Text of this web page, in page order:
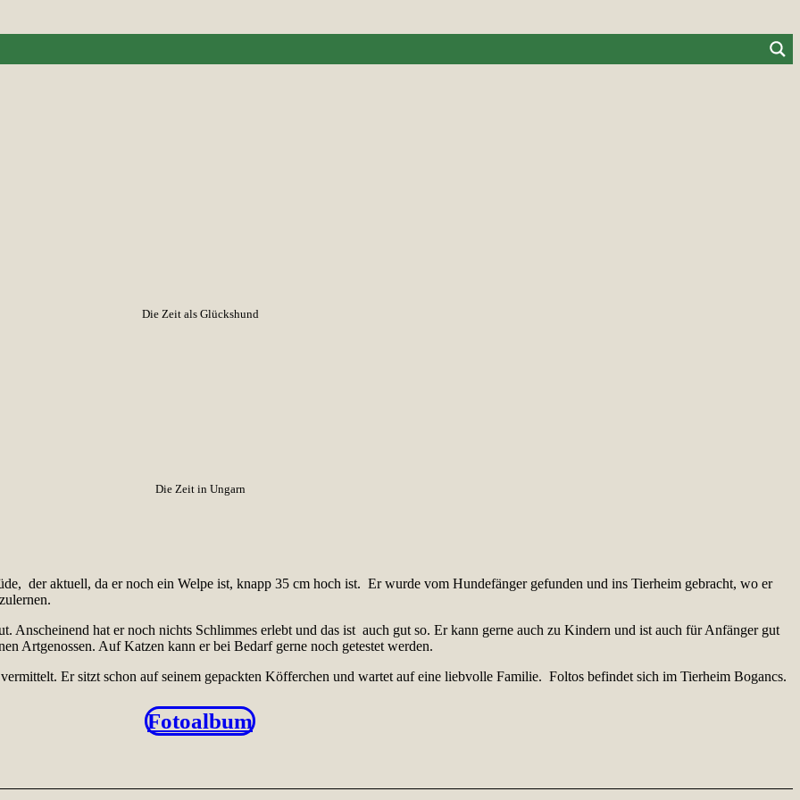
Die Zeit als Glückshund
Die Zeit in Ungarn
der aktuell, da er noch ein Welpe ist, knapp 35 cm hoch ist. Er wurde vom Hundefänger gefunden und ins Tierheim gebracht, wo er
Anscheinend hat er noch nichts Schlimmes erlebt und das ist auch gut so. Er kann gerne auch zu Kindern und ist auch für Anfänger gut
Artgenossen. Auf Katzen kann er bei Bedarf gerne noch getestet werden.
Er sitzt schon auf seinem gepackten Köfferchen und wartet auf eine liebvolle Familie. Foltos befindet sich im Tierheim Bogancs.
Fotoalbum